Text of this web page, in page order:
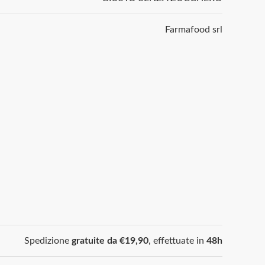
Farmafood srl
Spedizione gratuite da €19,90, effettuate in 48h